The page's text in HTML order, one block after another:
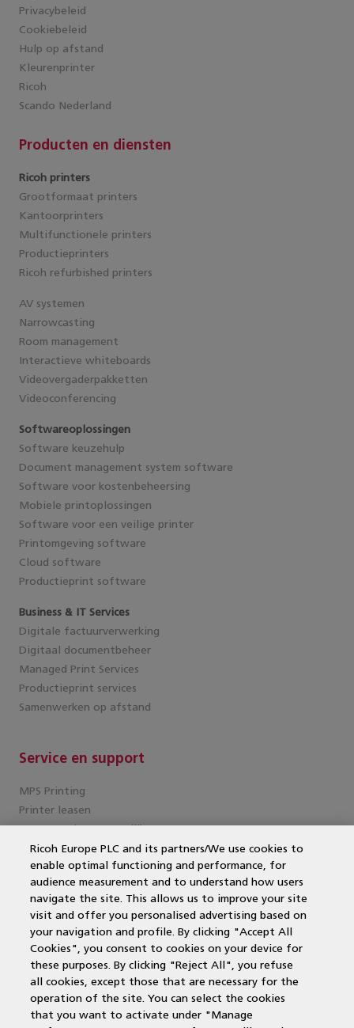
Privacybeleid
Cookiebeleid
Hulp op afstand
Kleurenprinter
Ricoh
Scando Nederland
Producten en diensten
Ricoh printers
Grootformaat printers
Kantoorprinters
Multifunctionele printers
Productieprinters
Ricoh refurbished printers
AV systemen
Narrowcasting
Room management
Interactieve whiteboards
Videovergaderpakketten
Videoconferencing
Softwareoplossingen
Software keuzehulp
Document management system software
Software voor kostenbeheersing
Mobiele printoplossingen
Software voor een veilige printer
Printomgeving software
Cloud software
Productieprint software
Business & IT Services
Digitale factuurverwerking
Digitaal documentbeheer
Managed Print Services
Productieprint services
Samenwerken op afstand
Service en support
MPS Printing
Printer leasen
Kopieermachines
MPS offerte aanvragen
MFP
DocuWare
Duurzame printers
Wat is een multifunctional?
Laserprinter
Ricoh Europe PLC and its partners/We use cookies to
enable optimal functioning and performance, for
audience measurement and to understand how users
navigate the site. This allows us to improve your site
visit and offer you personalised advertising based on
your navigation and profile. By clicking "Accept All
Cookies", you consent to cookies on your device for
these purposes. By clicking "Reject All", you refuse
all cookies, except those that are necessary for the
operation of the site. You can select the cookies
that you want to activate under "Manage